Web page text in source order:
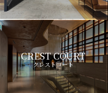
CREST COURT
クレストコート